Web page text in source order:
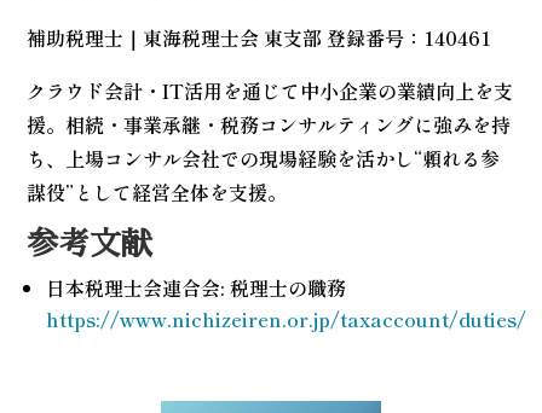
補助税理士｜東海税理士会 東支部 登録番号：140461
クラウド会計・IT活用を通じて中小企業の業績向上を支
援。相続・事業承継・税務コンサルティングに強みを持
ち、上場コンサル会社での現場経験を活かし“頼れる参
謀役”として経営全体を支援。
参考文献
日本税理士会連合会: 税理士の職務
https://www.nichizeiren.or.jp/taxaccount/duties/